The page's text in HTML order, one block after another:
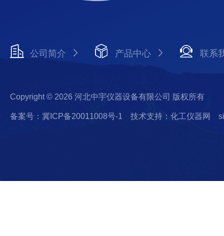
公司简介 产品中心 联系
Copyright © 2026 河北中宇仪器设备有限公司 版权所有
备案号：冀ICP备20011008号-1 技术支持：化工仪器网